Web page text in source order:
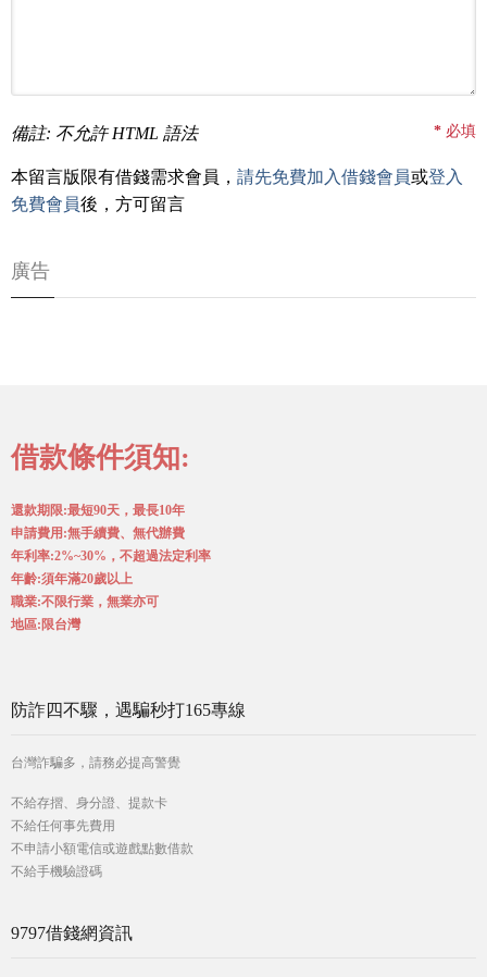
備註: 不允許 HTML 語法 * 必填
本留言版限有借錢需求會員， 請先免費加入借錢會員或登入
免費會員後，方可留言
廣告
借款條件須知:
還款期限:最短90天，最長10年
申請費用:無手續費、無代辦費
年利率:2%~30%，不超過法定利率
年齡:須年滿20歲以上
職業:不限行業，無業亦可
地區:限台灣
防詐四不驟，遇騙秒打165專線
台灣詐騙多，請務必提高警覺
不給存摺、身分證、提款卡
不給任何事先費用
不申請小額電信或遊戲點數借款
不給手機驗證碼
9797借錢網資訊